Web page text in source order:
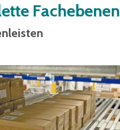
Fachebenen